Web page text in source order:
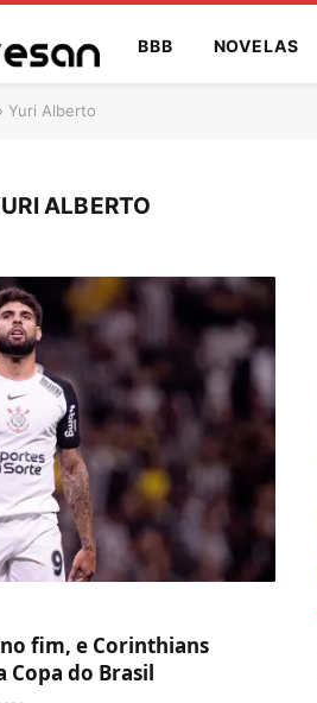
BBB NOVELAS
Yuri Alberto
ALBERTO
fim, e Corinthians
Copa do Brasil